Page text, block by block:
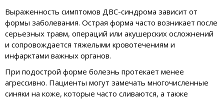
Выраженность симптомов ДВС-синдрома зависит от
формы заболевания. Острая форма часто возникает после
серьезных травм, операций или акушерских осложнений
и сопровождается тяжелыми кровотечениям и
инфарктами важных органов.
При подострой форме болезнь протекает менее
агрессивно. Пациенты могут замечать многочисленные
синяки на коже, которые часто сливаются, а также